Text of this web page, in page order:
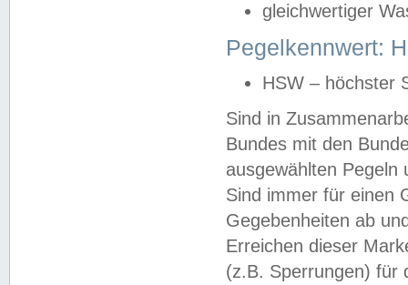
gleichwertiger
Pegelkennwert:
HSW – höchster
Sind in
Bundes mit den
ausgewählten
Sind immer für einen
Gegebenheiten ab
Erreichen dieser
(z.B. Sperrungen) für